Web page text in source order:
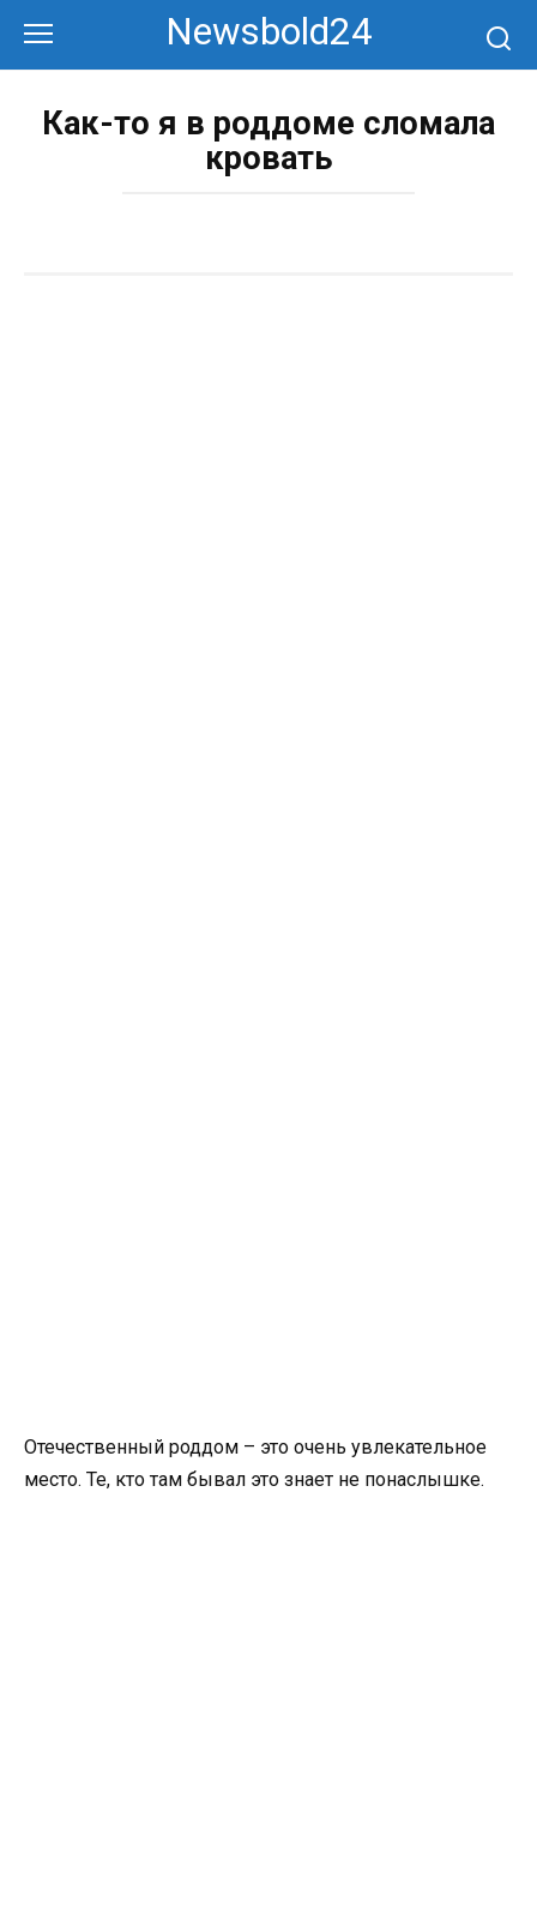
контенту
Newsbold24
Как-то я в роддоме сломала
кровать
Отечественный роддом – это очень увлекательное
место. Те, кто там бывал это знает не понаслышке.